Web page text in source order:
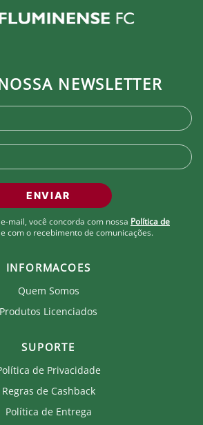
NEWSLETTER
ENVIAR
mail, você concorda com nossa Política de
e com o recebimento de comunicações.
INFORMACOES
Quem Somos
Produtos Licenciados
SUPORTE
de Privacidade
Regras de Cashback
Política de Entrega